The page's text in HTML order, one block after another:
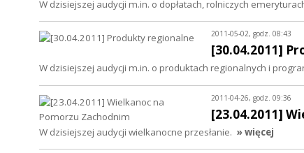
W dzisiejszej audycji m.in. o dopłatach, rolniczych
2011-05-02, godz. 08:43
[30.04.2011]
W dzisiejszej audycji m.in. o produktach regionalnych i
2011-04-26, godz. 09:36
[23.04.2011]
W dzisiejszej audycji wielkanocne przesłanie. » więcej